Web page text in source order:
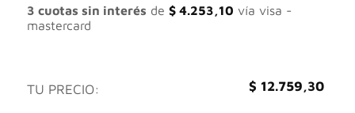
$ 25.518,60.
$ 12.759,30.
3 cuotas sin interés de $4.253,10 vía visa -
mastercard
TU PRECIO: $ 12.759,30